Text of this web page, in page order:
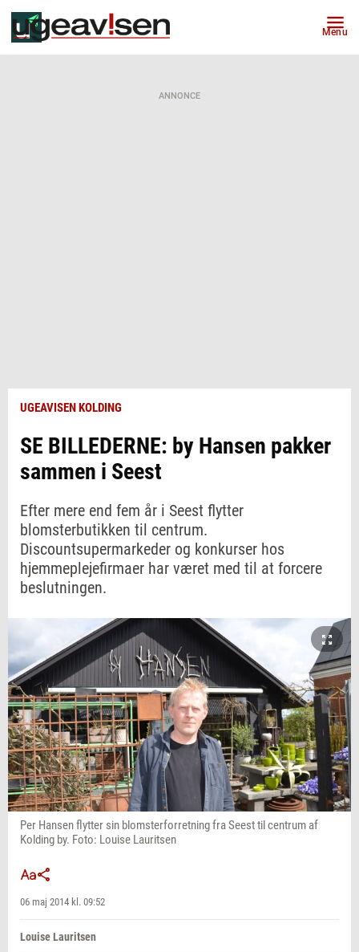
Menu
ANNONCE
UGEAVISEN KOLDING
SE BILLEDERNE: by Hansen pakker
sammen i Seest
Efter mere end fem år i Seest flytter
blomsterbutikken til centrum.
Discountsupermarkeder og konkurser hos
hjemmeplejefirmaer har været med til at forcere
beslutningen.
Per Hansen flytter sin blomsterforretning fra Seest til centrum af
Kolding by. Foto: Louise Lauritsen
06 maj 2014 kl. 09:52
Louise Lauritsen